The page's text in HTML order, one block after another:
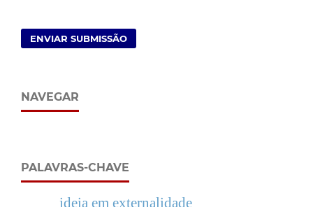
ENVIAR SUBMISSÃO
NAVEGAR
PALAVRAS-CHAVE
ideia em externalidade